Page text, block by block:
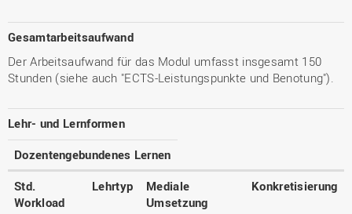
Gesamtarbeitsaufwand
Der Arbeitsaufwand für das Modul umfasst insgesamt 150
Stunden (siehe auch "ECTS-Leistungspunkte und Benotung").
Lehr- und Lernformen
Dozentengebundenes Lernen
Std.
Workload
Lehrtyp
Mediale
Umsetzung
Konkretisierung